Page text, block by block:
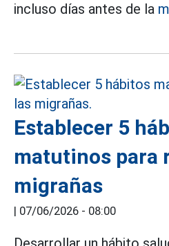
incluso días antes de la
Establecer 5
matutinos para
migrañas
| 07/06/2026 - 08:00